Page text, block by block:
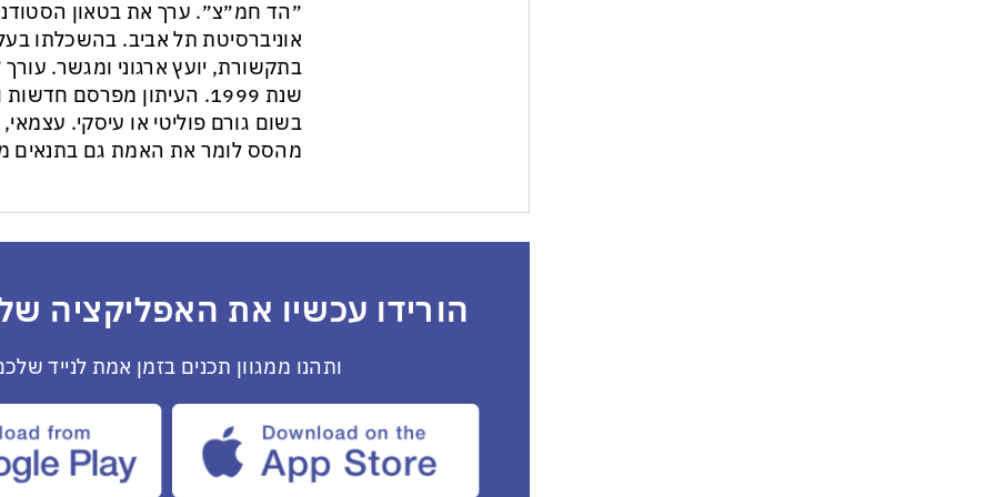
״הד חמ״צ״. ערך את בטאון
אוניברסיטת תל אביב. בהשכלתו
בתקשורת, יועץ ארגוני ומגשר. עורך
שנת 1999. העיתון מפרסם
בשום גורם פוליטי או עיסקי. עצמאי,
מהסס לומר את האמת גם בתנאים
הורידו עכשיו את האפליקציה
ותהנו ממגוון תכנים בזמן אמת לנייד